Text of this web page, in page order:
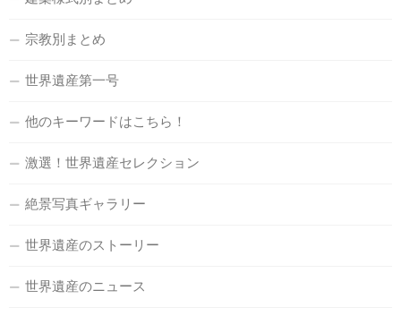
宗教別まとめ
世界遺産第一号
他のキーワードはこちら！
激選！世界遺産セレクション
絶景写真ギャラリー
世界遺産のストーリー
世界遺産のニュース